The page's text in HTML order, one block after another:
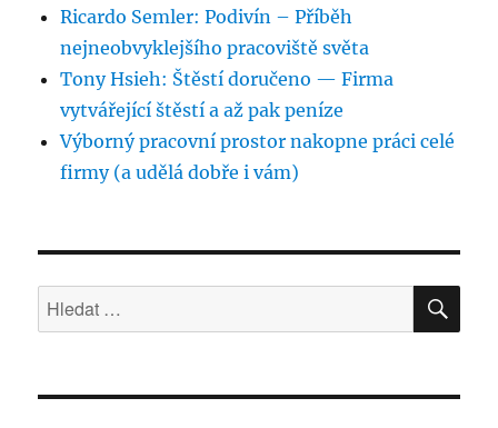
Ricardo Semler: Podivín – Příběh
nejneobvyklejšího pracoviště světa
Tony Hsieh: Štěstí doručeno — Firma
vytvářející štěstí a až pak peníze
Výborný pracovní prostor nakopne práci celé
firmy (a udělá dobře i vám)
Hledat: